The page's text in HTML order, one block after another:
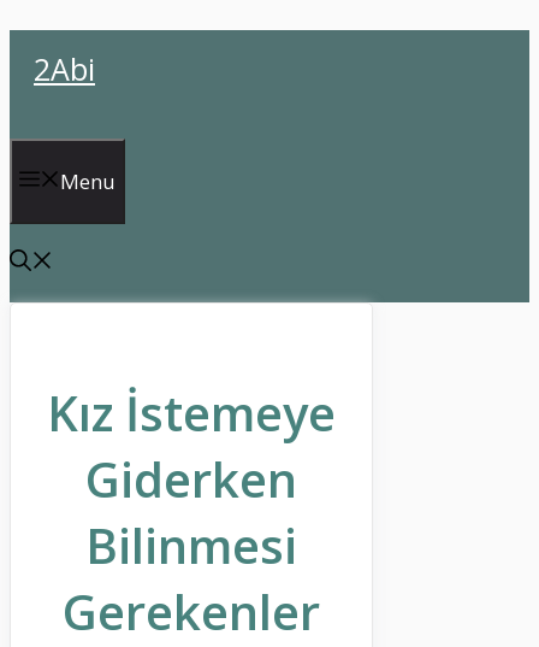
atla2Abi
Menu
Kız İstemeye
Giderken
Bilinmesi
Gerekenler